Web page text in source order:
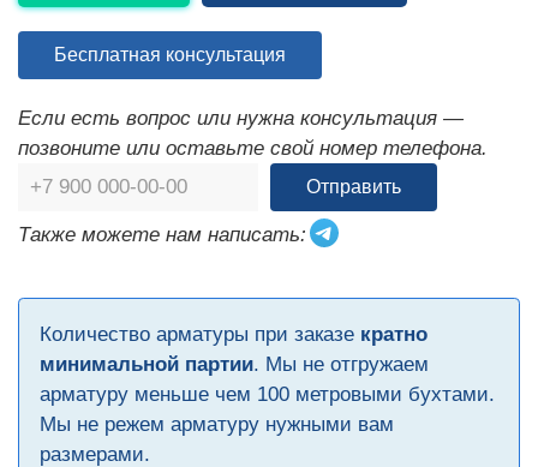
Бесплатная консультация
Если есть вопрос или нужна консультация —
позвоните или оставьте свой номер телефона.
Отправить
Также можете нам написать:
Количество арматуры при заказе кратно
минимальной партии. Мы не отгружаем
арматуру меньше чем 100 метровыми бухтами.
Мы не режем арматуру нужными вам
размерами.